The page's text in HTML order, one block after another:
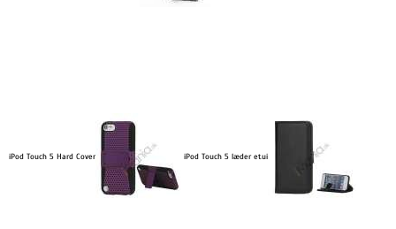
iPod Touch 5 Hard Cover iPod Touch 5 læder etui